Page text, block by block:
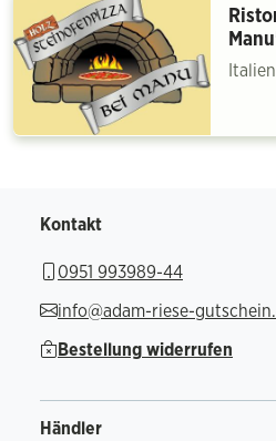
Kontakt
0951 993989-44
info@adam-riese-
Bestellung widerrufen
Händler